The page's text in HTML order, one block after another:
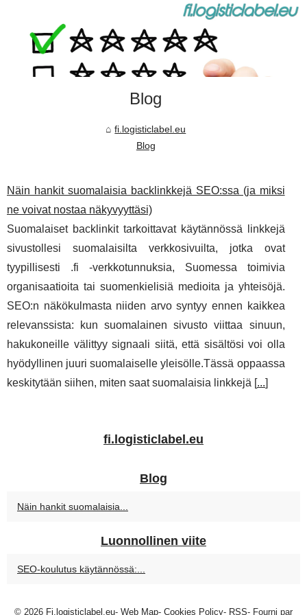
Blog
fi.logisticlabel.eu
Blog
Näin hankit suomalaisia backlinkkejä SEO:ssa (ja miksi
ne voivat nostaa näkyvyyttäsi)
Suomalaiset backlinkit tarkoittavat käytännössä linkkejä
sivustollesi suomalaisilta verkkosivuilta, jotka ovat
tyypillisesti .fi -verkkotunnuksia, Suomessa toimivia
organisaatioita tai suomenkielisiä medioita ja yhteisöjä.
SEO:n näkökulmasta niiden arvo syntyy ennen kaikkea
relevanssista: kun suomalainen sivusto viittaa sinuun,
hakukoneille välittyy signaali siitä, että sisältösi voi olla
hyödyllinen juuri suomalaiselle yleisölle.Tässä oppaassa
keskitytään siihen, miten saat suomalaisia linkkejä [...]
fi.logisticlabel.eu
Blog
Näin hankit suomalaisia...
Luonnollinen viite
SEO-koulutus käytännössä:...
© 2026 Fi.logisticlabel.eu- Web Map- Cookies Policy- RSS- Fourni par